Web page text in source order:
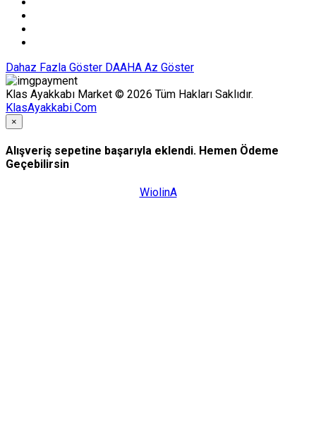
Dahaz Fazla Göster DAAHA Az Göster
Klas Ayakkabı Market © 2026 Tüm Hakları Saklıdır.
KlasAyakkabi.Com
×
Alışveriş sepetine başarıyla eklendi. Hemen Ödeme
Geçebilirsin
WiolinA